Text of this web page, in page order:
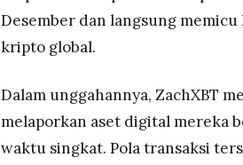
Desember dan langsung
kripto global.
Dalam unggahannya, ZachXBT
melaporkan aset digital mereka
waktu singkat. Pola transaksi